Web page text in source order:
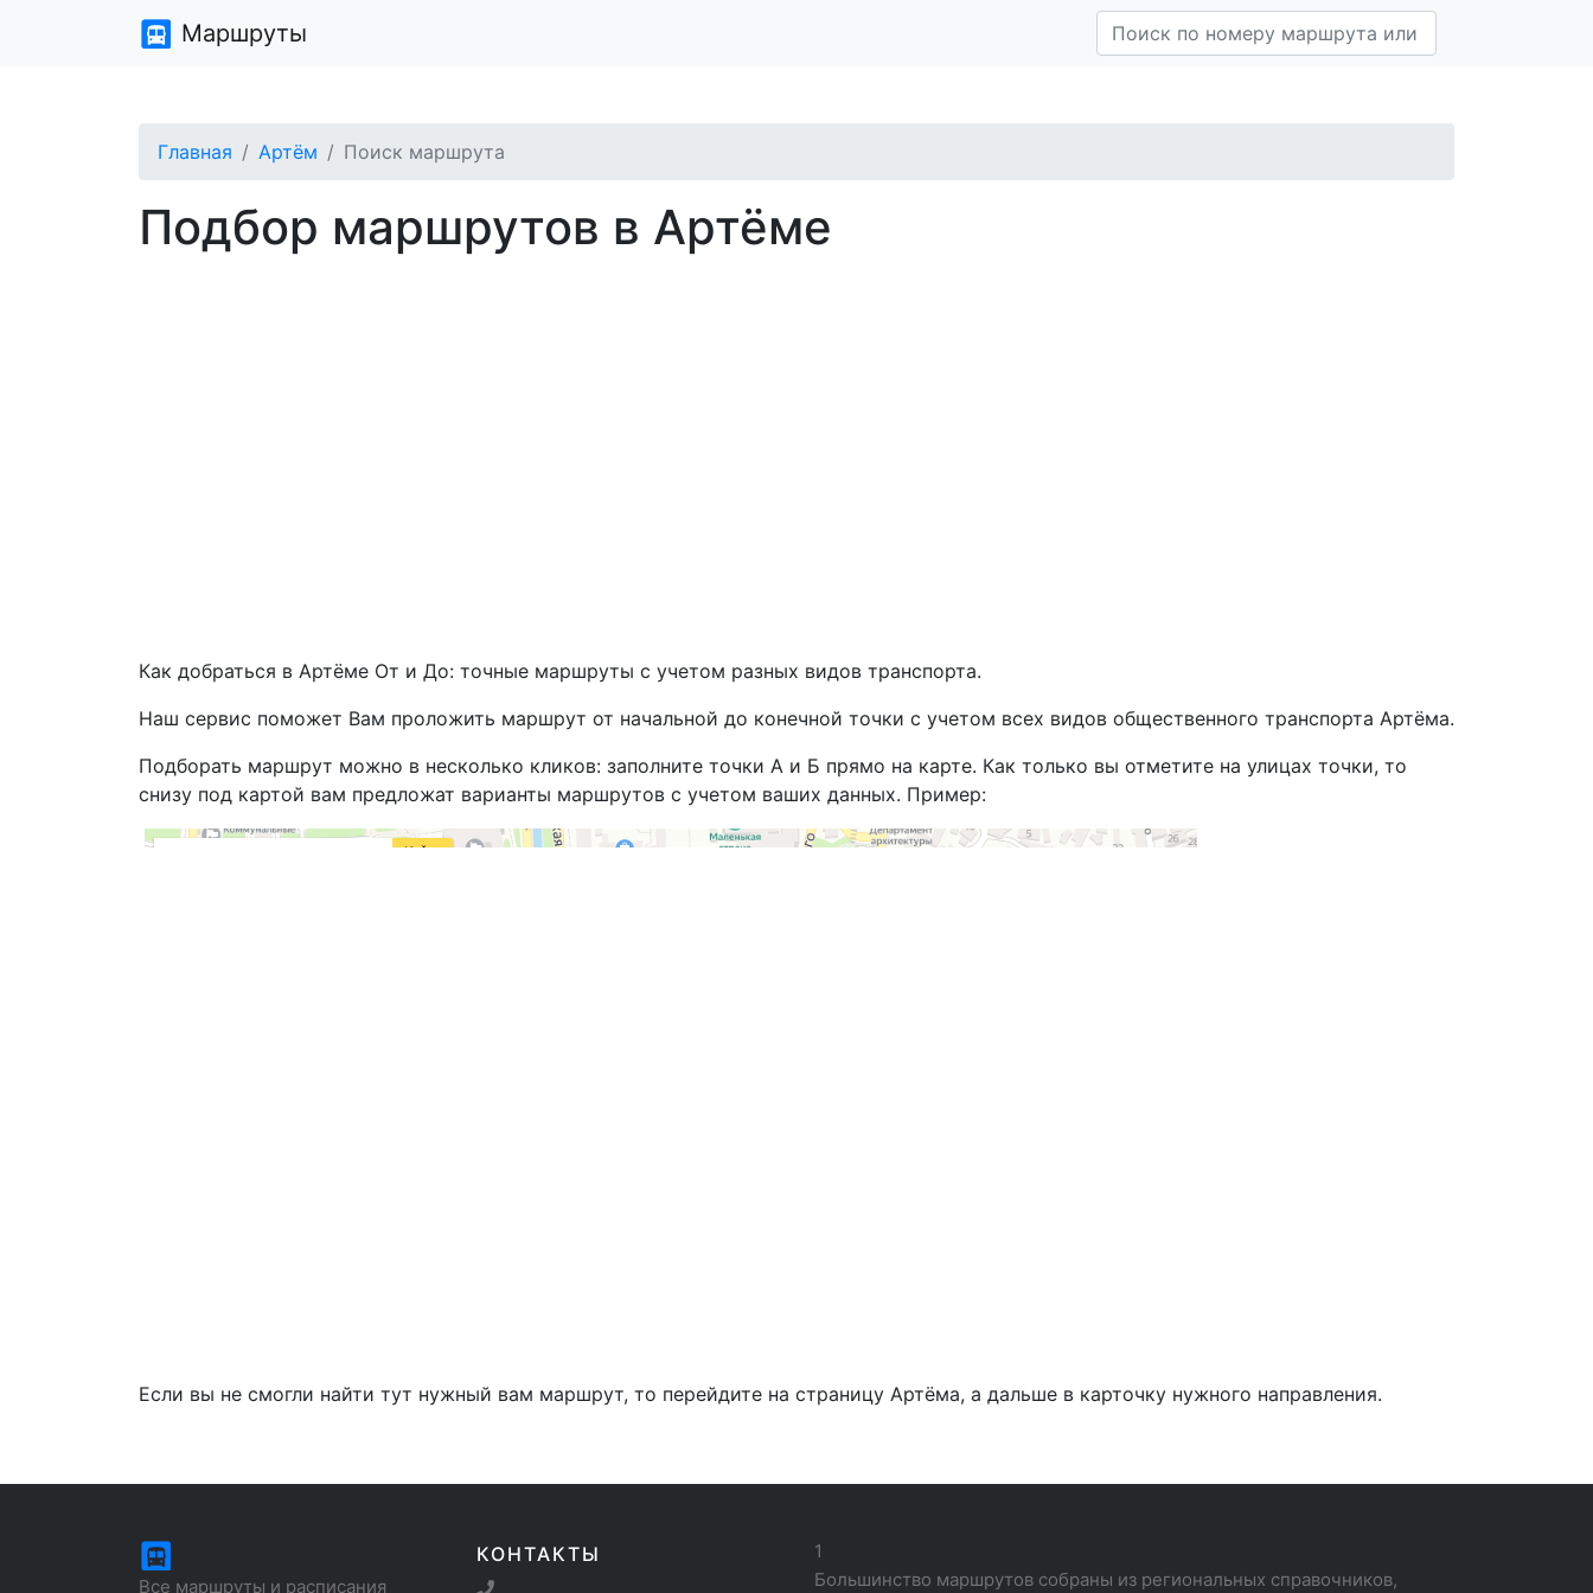
Маршруты
Главная Артём Поиск маршрута
Подбор маршрутов в Артёме
Как добраться в Артёме От и До: точные маршруты с учетом разных видов транспорта.
Наш сервис поможет Вам проложить маршрут от начальной до конечной точки с учетом всех видов общественного транспорта Артёма.
Подборать маршрут можно в несколько кликов: заполните точки А и Б прямо на карте. Как только вы отметите на улицах точки, то
снизу под картой вам предложат варианты маршрутов с учетом ваших данных. Пример:
Если вы не смогли найти тут нужный вам маршрут, то перейдите на страницу Артёма, а дальше в карточку нужного направления.
Все маршруты и расписания
КОНТАКТЫ
1
Большинство маршрутов собраны из региональных справочников,